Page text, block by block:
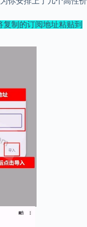
复制的订阅地址粘贴到